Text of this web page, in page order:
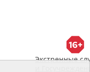
Экстренные